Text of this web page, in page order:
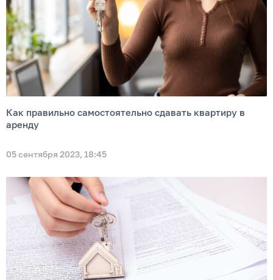
Как правильно самостоятельно сдавать квартиру в
аренду
05 сентября 2023, 18:45